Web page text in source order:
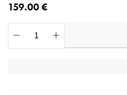
159.00 €